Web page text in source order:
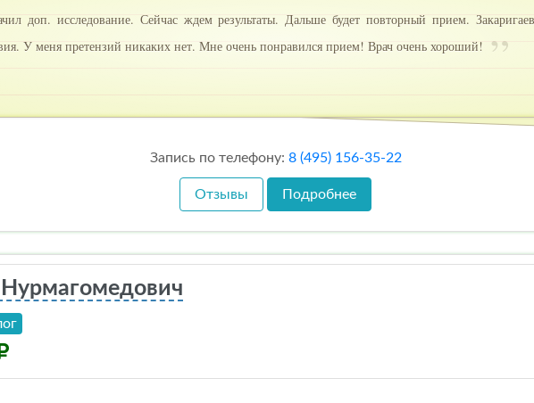
доп. исследование. Сейчас ждем результаты. Дальше будет повторный прием.
У меня претензий никаких нет. Мне очень понравился прием! Врач очень хороший!
Запись по телефону: 8 (495) 156-35-22
Отзывы Подробнее